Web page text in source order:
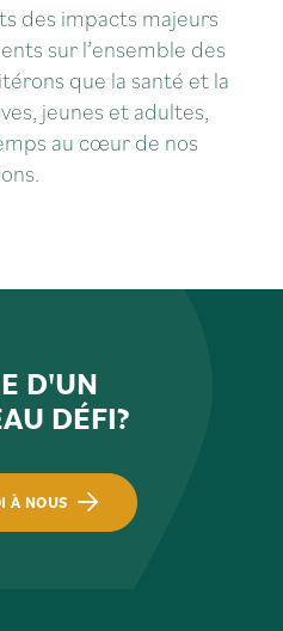
des impacts majeurs
sur l’ensemble des
que la santé et la
jeunes et adultes,
au cœur de nos
D'UN
DÉFI?
À NOUS